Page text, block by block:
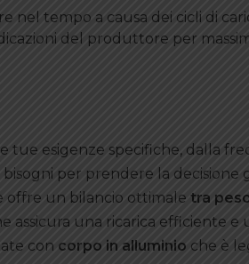
nel tempo a causa dei cicli di
del produttore per
tue esigenze specifiche, dalla
per prendere la decisione
offre un bilancio ottimale tra
assicura una ricarica efficiente e
con corpo in alluminio che è